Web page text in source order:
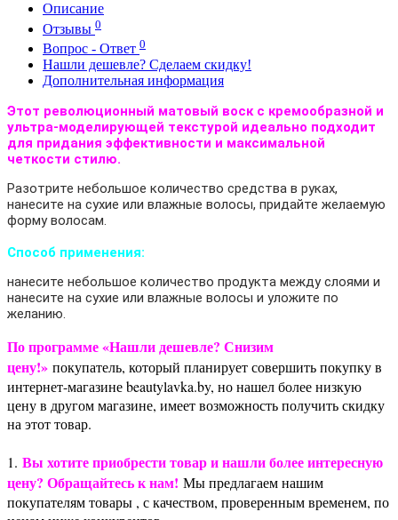
Описание
Отзывы 0
Вопрос - Ответ 0
Нашли дешевле? Сделаем скидку!
Дополнительная информация
Этот революционный матовый воск с кремообразной и
ультра-моделирующей текстурой идеально подходит
для придания эффективности и максимальной
четкости стилю.
Разотрите небольшое количество средства в руках,
нанесите на сухие или влажные волосы, придайте желаемую
форму волосам.
Способ применения:
нанесите небольшое количество продукта между слоями и
нанесите на сухие или влажные волосы и уложите по
желанию.
По программе «Нашли дешевле? Снизим
цену!» покупатель, который планирует совершить покупку в
интернет-магазине beautylavka.by, но нашел более низкую
цену в другом магазине, имеет возможность получить скидку
на этот товар.
1. Вы хотите приобрести товар и нашли более интересную
цену? Обращайтесь к нам! Мы предлагаем нашим
покупателям товары , с качеством, проверенным временем, по